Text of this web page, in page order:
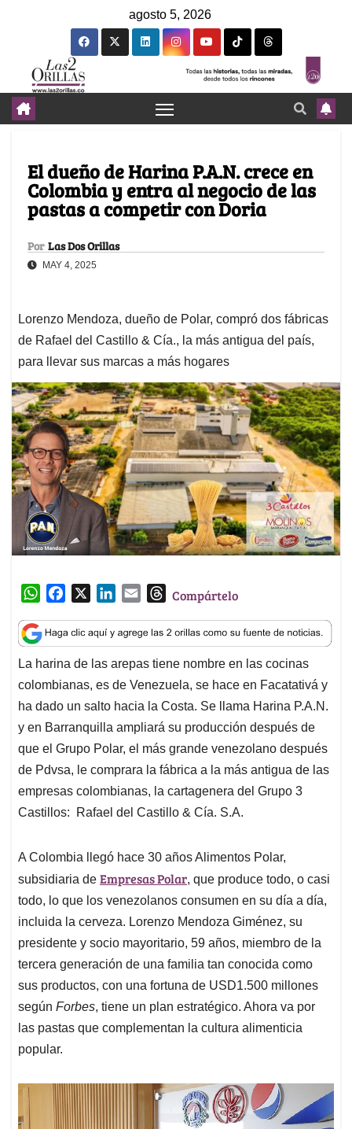
agosto 5, 2026
El dueño de Harina P.A.N. crece en
Colombia y entra al negocio de las
pastas a competir con Doria
Por Las Dos Orillas
MAY 4, 2025
Lorenzo Mendoza, dueño de Polar, compró dos fábricas
de Rafael del Castillo & Cía., la más antigua del país,
para llevar sus marcas a más hogares
W
a
t
s
A
p
p
c
e
b
o
o
k
n
k
e
d
I
n
a
i
l
T
r
e
a
d
s
Compártelo
La harina de las arepas tiene nombre en las cocinas
colombianas, es de Venezuela, se hace en Facatativá y
ha dado un salto hacia la Costa. Se llama Harina P.A.N.
y en Barranquilla ampliará su producción después de
que el Grupo Polar, el más grande venezolano después
de Pdvsa, le comprara la fábrica a la más antigua de las
empresas colombianas, la cartagenera del Grupo 3
Castillos: Rafael del Castillo & Cía. S.A.
A Colombia llegó hace 30 años Alimentos Polar,
subsidiaria de Empresas Polar, que produce todo, o casi
todo, lo que los venezolanos consumen en su día a día,
incluida la cerveza. Lorenzo Mendoza Giménez, su
presidente y socio mayoritario, 59 años, miembro de la
tercera generación de una familia tan conocida como
sus productos, con una fortuna de USD1.500 millones
según Forbes, tiene un plan estratégico. Ahora va por
las pastas que complementan la cultura alimenticia
popular.